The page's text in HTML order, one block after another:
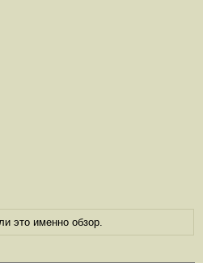
это именно обзор.